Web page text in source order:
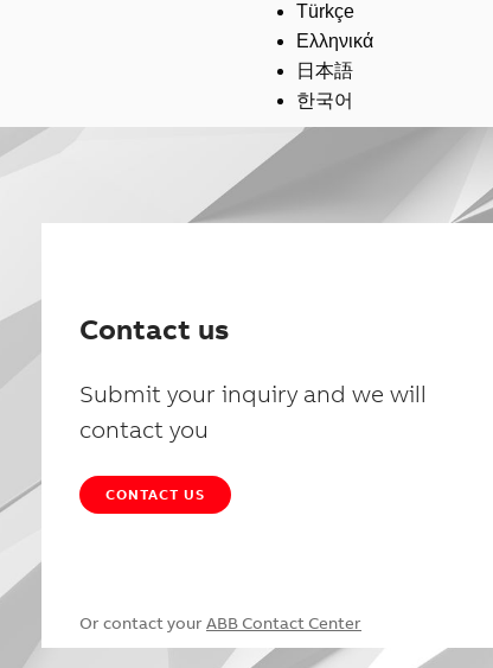
Türkçe
Ελληνικά
日本語
한국어
Contact us
Submit your inquiry and we will
contact you
CONTACT US
Or contact your ABB Contact Center